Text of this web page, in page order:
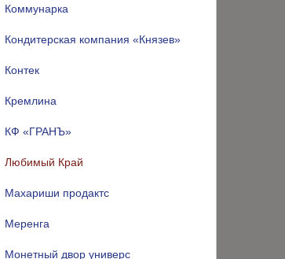
Коммунарка
Кондитерская компания «Князев»
Контек
Кремлина
КФ «ГРАНЪ»
Любимый Край
Махариши продактс
Меренга
Монетный двор универс